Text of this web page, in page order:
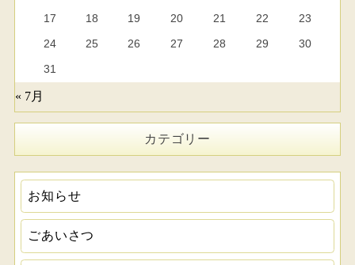
17 18 19 20 21 22
23
24
25 26 27 28 29
30
31
« 7月
カテゴリー
お知らせ
ごあいさつ